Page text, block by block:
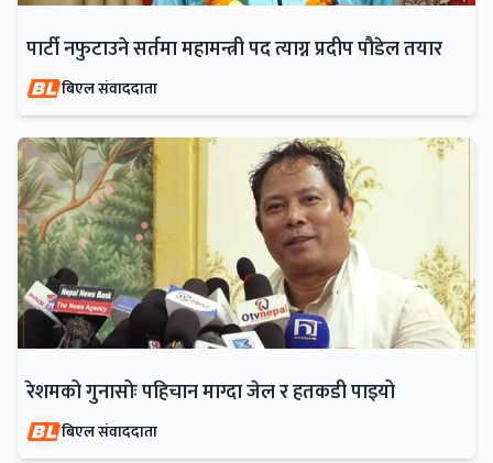
पार्टी नफुटाउने सर्तमा महामन्त्री पद त्याग्न प्रदीप पौडेल तयार
बिएल संवाददाता
रेशमको गुनासोः पहिचान माग्दा जेल र हतकडी पाइयो
बिएल संवाददाता